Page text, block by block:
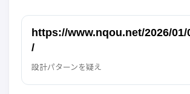
https://www.nqou.net/2026/01/
/
設計パターンを疑え